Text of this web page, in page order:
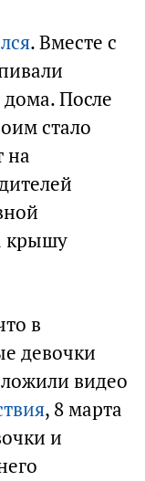
. Вместе с
После
стало
на
крышу
в
девочки
видео
, 8 марта
и